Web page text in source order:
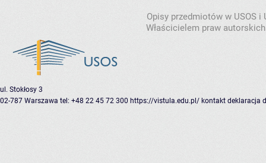
Opisy przedmiotów w USOS
Właścicielem praw
ul. Stokłosy 3
02-787 Warszawa tel: +48 22 45 72 300 https://vistula.edu.pl/ kontakt deklaracja